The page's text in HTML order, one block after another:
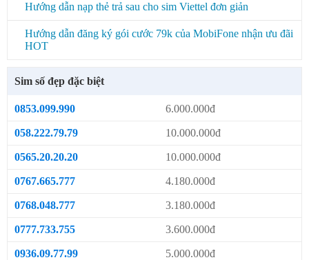
Hướng dẫn nạp thẻ trả sau cho sim Viettel đơn giản
Hướng dẫn đăng ký gói cước 79k của MobiFone nhận ưu đãi
HOT
Sim số đẹp đặc biệt
0853.099.990 6.000.000đ
058.222.79.79 10.000.000đ
0565.20.20.20 10.000.000đ
0767.665.777 4.180.000đ
0768.048.777 3.180.000đ
0777.733.755 3.600.000đ
0936.09.77.99 5.000.000đ